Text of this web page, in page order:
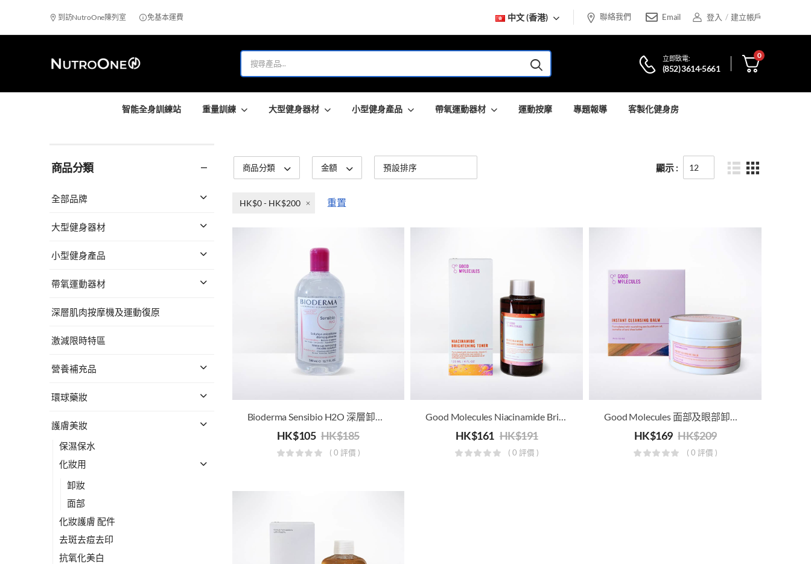
到訪NutroOne陳列室 免基本運費 中文 (香港) 聯絡我們 Email 登入 / 建立帳戶
立即致電:
(852) 3614-5661
0
智能全身訓練站 重量訓練 大型健身器材 小型健身產品 帶氧運動器材 運動按摩 專題報導 客製化健身房
商品分類
全部品牌
大型健身器材
小型健身產品
帶氧運動器材
深層肌肉按摩機及運動復原
激減限時特區
營養補充品
環球藥妝
護膚美妝
保濕保水
化妝用
卸妝
面部
化妝護膚 配件
去斑去痘去印
抗氧化美白
商品分類 金額 顯示 :
HK$0 - HK$200 重置
Bioderma Sensibio H2O 深層卸妝潔膚水
HK$105 HK$185
( 0 評價 )
Good Molecules Niacinamide Brightening Toner 煙醯胺爽膚水
HK$161 HK$191
( 0 評價 )
Good Molecules 面部及眼部卸妝霜
HK$169 HK$209
( 0 評價 )